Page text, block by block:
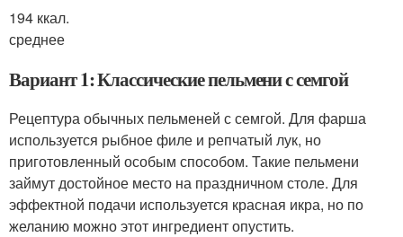
194 ккал.
среднее
Вариант 1: Классические пельмени с семгой
Рецептура обычных пельменей с семгой. Для фарша
используется рыбное филе и репчатый лук, но
приготовленный особым способом. Такие пельмени
займут достойное место на праздничном столе. Для
эффектной подачи используется красная икра, но по
желанию можно этот ингредиент опустить.